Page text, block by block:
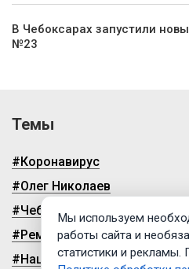
В Чебоксарах запустили
№23
Темы
#Коронавирус
#Олег Николаев
#Чебоксары
#Ремонт дорог
#Нацпроекты
Мы используем
работы сайта и
статистики и